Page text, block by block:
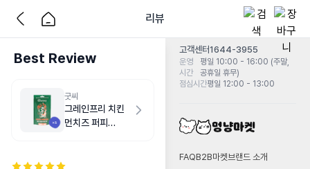
리뷰
Best Review
굿씨
그레인프리 치킨
먼치즈 퍼피
고객센터1644-3955
운영
시간
평일 10:00 - 16:00 (주말,
공휴일 휴무)
점심시간평일 12:00 - 13:00
FAQB2B마켓 브랜드 소개